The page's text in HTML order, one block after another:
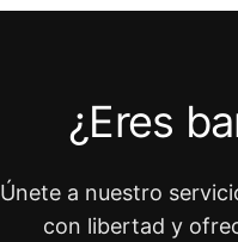
¿Eres
Únete a nuestro
con libertad y